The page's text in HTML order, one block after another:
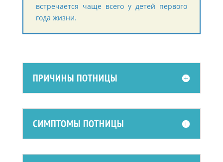
встречается чаще всего у детей первого
года жизни.
ПРИЧИНЫ ПОТНИЦЫ
СИМПТОМЫ ПОТНИЦЫ